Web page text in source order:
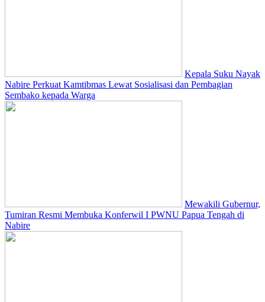
Kepala Suku Nayak
Nabire Perkuat Kamtibmas Lewat Sosialisasi dan Pembagian
Sembako kepada Warga
Mewakili Gubernur,
Tumiran Resmi Membuka Konferwil I PWNU Papua Tengah di
Nabire